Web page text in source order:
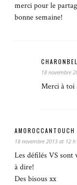
merci pour le
bonne semaine!
18 novembre
Merci à toi
AMOROCCANTOUCH
18 novembre 2013 at 12
Les défilés VS
à dire!
Des bisous xx